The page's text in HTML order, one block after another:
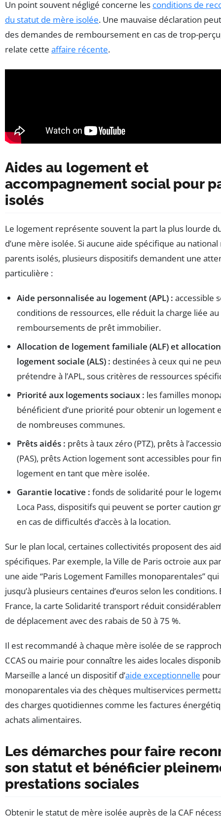
Un point souvent négligé concerne les conditions de
du statut de mère isolée. Une mauvaise déclaration
des demandes de remboursement en cas de trop-
relate cette affaire récente.
Aides au logement et
accompagnement social pour
isolés
Le logement représente souvent la part la plus lourde
d’une mère isolée. Si aucune aide spécifique au
parents isolés, plusieurs dispositifs demandent une
particulière :
Aide personnalisée au logement (APL) : accessible
conditions de ressources, elle réduit la charge liée
remboursements de prêt immobilier.
Allocation de logement familiale (ALF) et
logement sociale (ALS) : destinées à ceux qui ne
prétendre à l’APL, sous critères de ressources
Priorité aux logements sociaux : les familles
bénéficient d’une priorité pour obtenir un logement
de nombreuses communes.
Prêts aidés : prêts à taux zéro (PTZ), prêts à
(PAS), prêts Action logement sont accessibles pour
logement en tant que mère isolée.
Garantie locative : fonds de solidarité pour le
Loca Pass, dispositifs qui peuvent se porter caution
en cas de difficultés d’accès à la location.
Sur le plan local, certaines collectivités proposent des
spécifiques. Par exemple, la Ville de Paris octroie aux
une aide “Paris Logement Familles monoparentales”
jusqu’à plusieurs centaines d’euros selon les conditions.
France, la carte Solidarité transport réduit
de déplacement avec des rabais de 50 à 75 %.
Il est recommandé à chaque mère isolée de se
CCAS ou mairie pour connaître les aides locales
Marseille a lancé un dispositif d’aide exceptionnelle
monoparentales via des chèques multiservices
des charges quotidiennes comme les factures
achats alimentaires.
Les démarches pour faire
son statut et bénéficier
prestations sociales
Obtenir le statut de mère isolée auprès de la CAF